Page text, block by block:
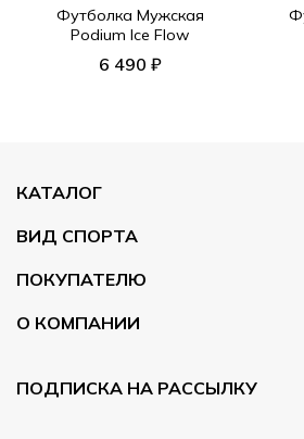
Футболка Мужская
Podium Ice Flow
6 490 ₽
КАТАЛОГ
ВИД СПОРТА
ПОКУПАТЕЛЮ
О КОМПАНИИ
ПОДПИСКА НА РАССЫЛКУ